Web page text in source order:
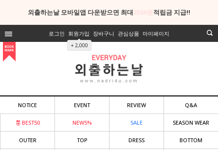
외출하는날 모바일앱 다운받으면 최대 적립금 지급!!
로그인 회원가입
+ 2,000
장바구니 관심상품 마이페이지
NOTICE EVENT REVIEW Q&A
BEST50 NEW5% SALE SEASON WEAR
OUTER TOP DRESS BOTTOM